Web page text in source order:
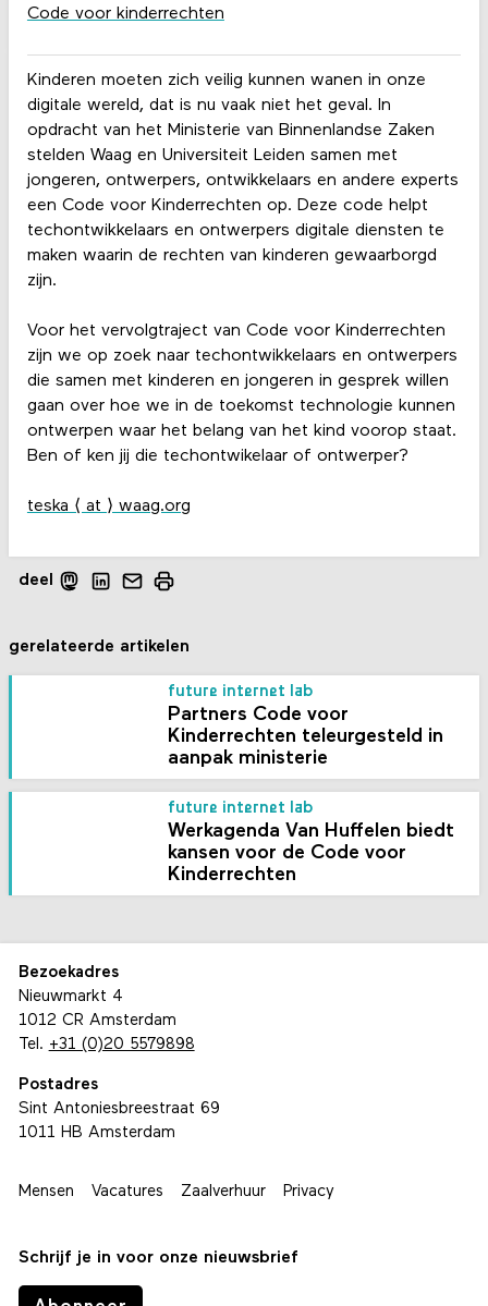
Kinderen moeten zich veilig kunnen wanen in onze
digitale wereld, dat is nu vaak niet het geval. In
opdracht van het Ministerie van Binnenlandse Zaken
stelden Waag en Universiteit Leiden samen met
jongeren, ontwerpers, ontwikkelaars en andere experts
een Code voor Kinderrechten op. Deze code helpt
techontwikkelaars en ontwerpers digitale diensten te
maken waarin de rechten van kinderen gewaarborgd
zijn.
Voor het vervolgtraject van Code voor Kinderrechten
zijn we op zoek naar techontwikkelaars en ontwerpers
die samen met kinderen en jongeren in gesprek willen
gaan over hoe we in de toekomst technologie kunnen
ontwerpen waar het belang van het kind voorop staat.
Ben of ken jij die techontwikelaar of ontwerper?
teska ⟨ at ⟩ waag.org
Code voor kinderrechten
deel
gerelateerde artikelen
future internet lab
Partners Code voor
Kinderrechten teleurgesteld in
aanpak ministerie
future internet lab
Werkagenda Van Huffelen biedt
kansen voor de Code voor
Kinderrechten
Bezoekadres
Nieuwmarkt 4
1012 CR Amsterdam
Tel. +31 (0)20 5579898
Postadres
Sint Antoniesbreestraat 69
1011 HB Amsterdam
Mensen Vacatures Zaalverhuur Privacy
Schrijf je in voor onze nieuwsbrief